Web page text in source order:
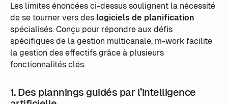
Les limites énoncées ci-dessus soulignent la nécessité
de se tourner vers deslogiciels de planification
spécialisés. Conçu pour répondre aux défis
spécifiques de la gestion multicanale, m-work facilite
la gestion des effectifs grâce à plusieurs
fonctionnalités clés.
1. Des plannings guidés par l’intelligence